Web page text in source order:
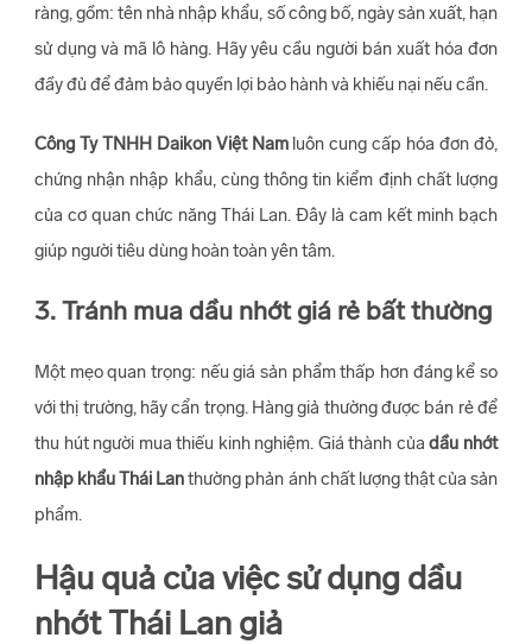
ràng, gồm: tên nhà nhập khẩu, số công bố, ngày sản xuất, hạn
sử dụng và mã lô hàng. Hãy yêu cầu người bán xuất hóa đơn
đầy đủ để đảm bảo quyền lợi bảo hành và khiếu nại nếu cần.
Công Ty TNHH Daikon Việt Namluôn cung cấp hóa đơn đỏ,
chứng nhận nhập khẩu, cùng thông tin kiểm định chất lượng
của cơ quan chức năng Thái Lan. Đây là cam kết minh bạch
giúp người tiêu dùng hoàn toàn yên tâm.
3. Tránh mua dầu nhớt giá rẻ bất thường
Một mẹo quan trọng: nếu giá sản phẩm thấp hơn đáng kể so
với thị trường, hãy cẩn trọng. Hàng giả thường được bán rẻ để
thu hút người mua thiếu kinh nghiệm. Giá thành củadầu nhớt
nhập khẩu Thái Lanthường phản ánh chất lượng thật của sản
phẩm.
Hậu quả của việc sử dụng dầu
nhớt Thái Lan giả